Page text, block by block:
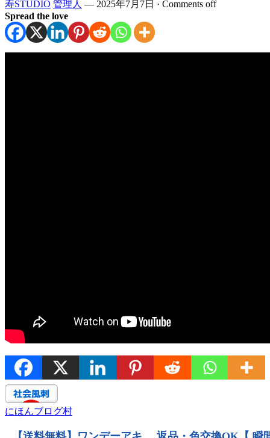
寿STUDIO 管理人 — 2025年7月7日 · Comments off
Spread the love
にほんブログ村